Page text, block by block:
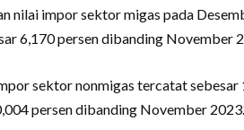
nilai impor sektor migas pada
6,170 persen dibanding November
sektor nonmigas tercatat
persen dibanding November